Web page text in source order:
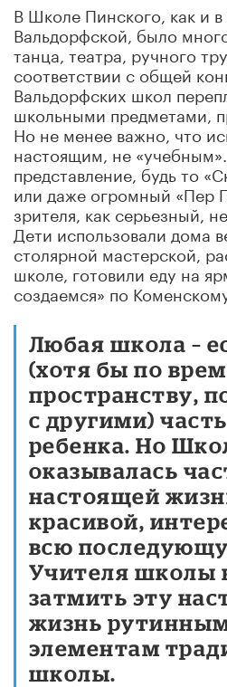
В Школе Пинского, как и
Вальдорфской, было
танца, театра, ручного
соответствии с общей
Вальдорфских школ
школьными предметами,
Но не менее важно, что
настоящим, не
представление, будь то
или даже огромный «Пер
зрителя, как серьезный,
Дети использовали дома
столярной мастерской,
школе, готовили еду на
создаемся» по
Любая школа –
(хотя бы по
пространству,
с другими)
ребенка. Но
оказывалась
настоящей
красивой,
всю
Учителя школы
затмить эту
жизнь
элементам
школы.